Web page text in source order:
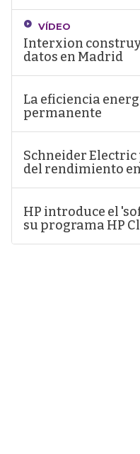
VÍDEO
Interxion
datos en Madrid
La eficiencia
permanente
Schneider
del rendimiento
HP introduce el
su programa HP